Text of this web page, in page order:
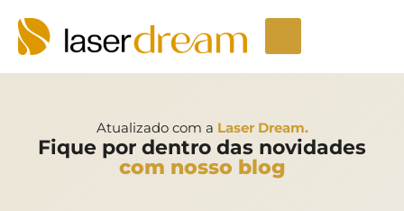
Atualizado com a Laser Dream.
Fique por dentro das novidades
com nosso blog